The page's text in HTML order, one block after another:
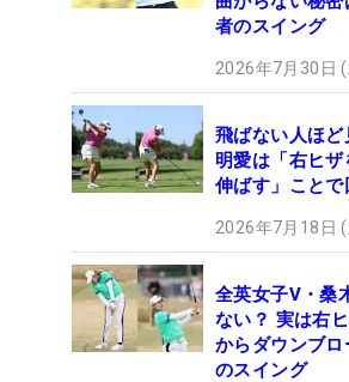
者のスイング
2026年7月30日
飛ばない人ほ
明愛は「右ヒ
伸ばす」こと
2026年7月18日
全英女子V・桑
ない？ 実は右
からダウンブ
のスイング